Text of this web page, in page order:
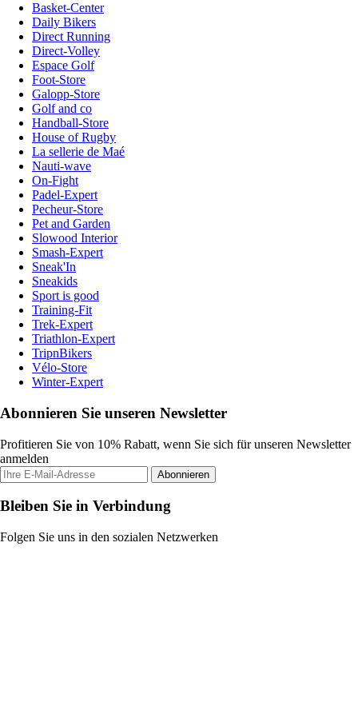
Basket-Center
Daily Bikers
Direct Running
Direct-Volley
Espace Golf
Foot-Store
Galopp-Store
Golf and co
Handball-Store
House of Rugby
La sellerie de Maé
Nauti-wave
On-Fight
Padel-Expert
Pecheur-Store
Pet and Garden
Slowood Interior
Smash-Expert
Sneak'In
Sneakids
Sport is good
Training-Fit
Trek-Expert
Triathlon-Expert
TripnBikers
Vélo-Store
Winter-Expert
Abonnieren Sie unseren Newsletter
Profitieren Sie von 10% Rabatt, wenn Sie sich für unseren Newsletter
anmelden
Abonnieren
Bleiben Sie in Verbindung
Folgen Sie uns in den sozialen Netzwerken